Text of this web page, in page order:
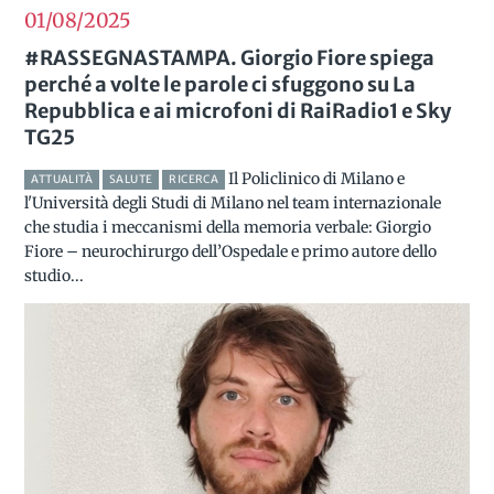
01/082025
#RASSEGNASTAMPA. Giorgio Fiore spiega
perché a volte le parole ci sfuggono su La
Repubblica e ai microfoni di RaiRadio1 e Sky
TG25
ATTUALITÀ SALUTE RICERCA
Il Policlinico di Milano e
l'Università degli Studi di Milano nel team internazionale
che studia i meccanismi della memoria verbale: Giorgio
Fiore – neurochirurgo dell’Ospedale e primo autore dello
studio...